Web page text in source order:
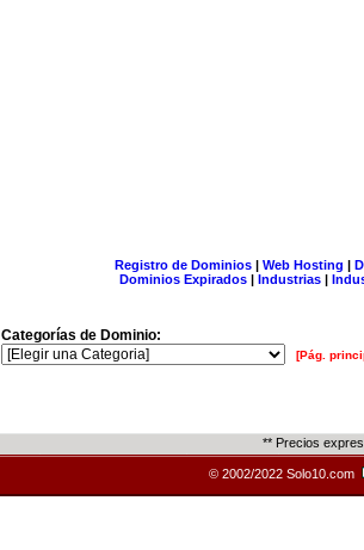
Registro de Dominios| Web Hosting |
Dominios Expirados | Industrias |
Categorías de Dominio:
[Pág.
** Precios
© 2002/2022 Solo10.com